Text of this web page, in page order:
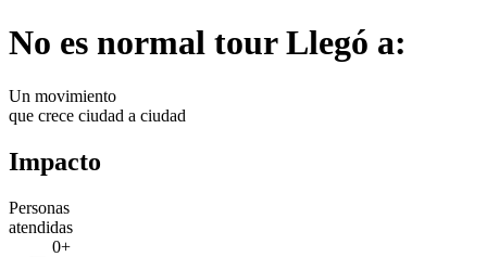
No es normal tour Llegó a:
Un movimiento
que crece ciudad a ciudad
Impacto
Personas
atendidas
0+